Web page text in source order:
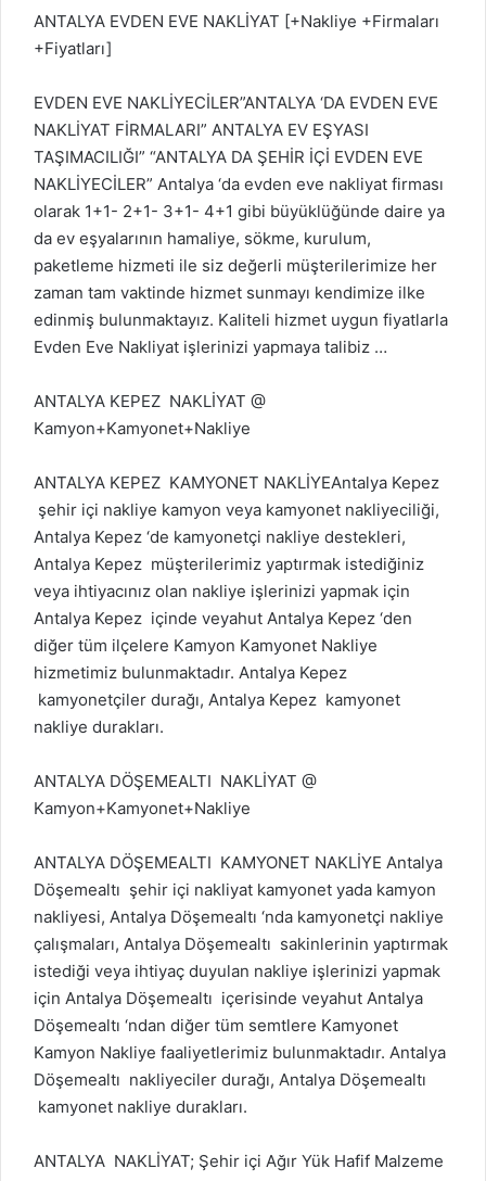
ANTALYA EVDEN EVE NAKLİYAT [+Nakliye +Firmaları
+Fiyatları]
EVDEN EVE NAKLİYECİLER”ANTALYA ‘DA EVDEN EVE
NAKLİYAT FİRMALARI” ANTALYA EV EŞYASI
TAŞIMACILIĞI” “ANTALYA DA ŞEHİR İÇİ EVDEN EVE
NAKLİYECİLER” Antalya ‘da evden eve nakliyat firması
olarak 1+1- 2+1- 3+1- 4+1 gibi büyüklüğünde daire ya
da ev eşyalarının hamaliye, sökme, kurulum,
paketleme hizmeti ile siz değerli müşterilerimize her
zaman tam vaktinde hizmet sunmayı kendimize ilke
edinmiş bulunmaktayız. Kaliteli hizmet uygun fiyatlarla
Evden Eve Nakliyat işlerinizi yapmaya talibiz …
ANTALYA KEPEZ NAKLİYAT @
Kamyon+Kamyonet+Nakliye
ANTALYA KEPEZ KAMYONET NAKLİYEAntalya Kepez
şehir içi nakliye kamyon veya kamyonet nakliyeciliği,
Antalya Kepez ‘de kamyonetçi nakliye destekleri,
Antalya Kepez müşterilerimiz yaptırmak istediğiniz
veya ihtiyacınız olan nakliye işlerinizi yapmak için
Antalya Kepez içinde veyahut Antalya Kepez ‘den
diğer tüm ilçelere Kamyon Kamyonet Nakliye
hizmetimiz bulunmaktadır. Antalya Kepez
kamyonetçiler durağı, Antalya Kepez kamyonet
nakliye durakları.
ANTALYA DÖŞEMEALTI NAKLİYAT @
Kamyon+Kamyonet+Nakliye
ANTALYA DÖŞEMEALTI KAMYONET NAKLİYE Antalya
Döşemealtı şehir içi nakliyat kamyonet yada kamyon
nakliyesi, Antalya Döşemealtı ‘nda kamyonetçi nakliye
çalışmaları, Antalya Döşemealtı sakinlerinin yaptırmak
istediği veya ihtiyaç duyulan nakliye işlerinizi yapmak
için Antalya Döşemealtı içerisinde veyahut Antalya
Döşemealtı ‘ndan diğer tüm semtlere Kamyonet
Kamyon Nakliye faaliyetlerimiz bulunmaktadır. Antalya
Döşemealtı nakliyeciler durağı, Antalya Döşemealtı
kamyonet nakliye durakları.
ANTALYA NAKLİYAT; Şehir içi Ağır Yük Hafif Malzeme